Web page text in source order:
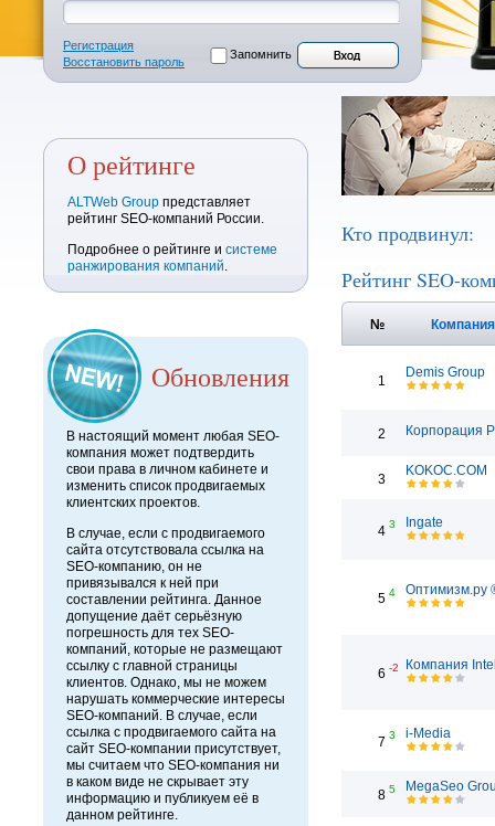
Регистрация
Восстановить пароль
Запомнить
О рейтинге
ALTWeb Group представляет
рейтинг SEO-компаний России.
Подробнее о рейтинге и системе
ранжирования компаний.
Обновления
В настоящий момент любая SEO-
компания может подтвердить
свои права в личном кабинете и
изменить список продвигаемых
клиентских проектов.
В случае, если с продвигаемого
сайта отсутствовала ссылка на
SEO-компанию, он не
привязывался к ней при
составлении рейтинга. Данное
допущение даёт серьёзную
погрешность для тех SEO-
компаний, которые не размещают
ссылку с главной страницы
клиентов. Однако, мы не можем
нарушать коммерческие интересы
SEO-компаний. В случае, если
ссылка с продвигаемого сайта на
сайт SEO-компании присутствует,
мы считаем что SEO-компания ни
в каком виде не скрывает эту
информацию и публикуем её в
данном рейтинге.
Кто продвинул:
Рейтинг SEO-
№
1
Demis Group
2 Корпорация
3
KOKOC.COM
4 3 Ingate
5 4 Оптимизм.ру
6 -2 Компания
7 3 i-Media
8 5 MegaSeo